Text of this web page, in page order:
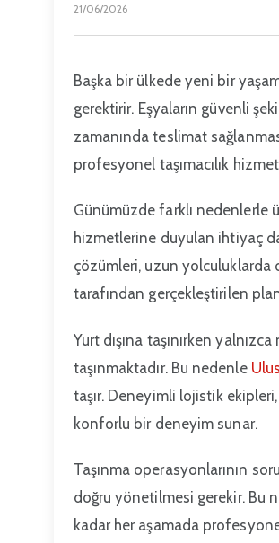
21/06/2026
Başka bir ülkede yeni bir
gerektirir. Eşyaların güvenli
zamanında teslimat
profesyonel taşımacılık
Günümüzde farklı nedenlerle
hizmetlerine duyulan ihtiyaç
çözümleri, uzun yolculuklarda
tarafından gerçekleştirilen
Yurt dışına taşınırken
taşınmaktadır. Bu nedenle
taşır. Deneyimli lojistik
konforlu bir deneyim sunar.
Taşınma operasyonlarının
doğru yönetilmesi gerekir. Bu
kadar her aşamada